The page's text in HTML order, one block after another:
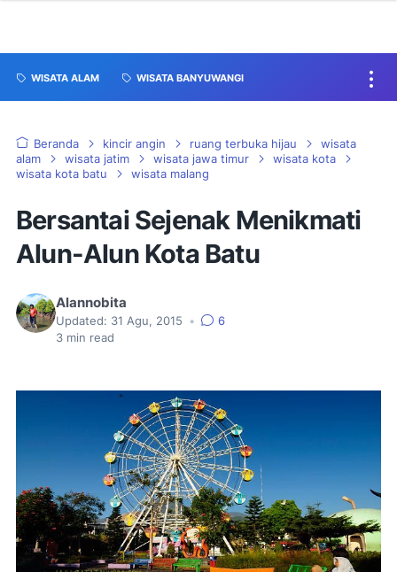
WISATA ALAM WISATA BANYUWANGI
Beranda kincir angin ruang terbuka hijau
wisata
alam
wisata jatim wisata jawa timur
wisata kota
wisata kota batu
wisata malang
Bersantai Sejenak Menikmati
Alun-Alun Kota Batu
Alannobita
Updated: 31 Agu, 2015 •
6
3 min read